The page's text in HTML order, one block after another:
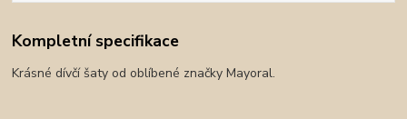
Kompletní specifikace
Krásné dívčí šaty od oblíbené značky Mayoral.